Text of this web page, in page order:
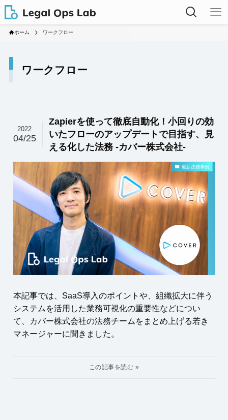
ホーム ワークフロー
ワークフロー
Zapierを使って徹底自動化！小回りの効
いたフローのアップデートで目指す、見
える化した法務 -カバー株式会社-
2022
04/25
最新法務事例
本記事では、SaaS導入のポイントや、組織拡大に伴う
システムを活用した業務可視化の重要性などについ
て、カバー株式会社の法務チームをまとめ上げる若き
マネージャーに聞きました。